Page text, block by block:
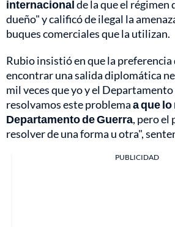
internacionalde la que el régimen
dueño" y calificó de ilegal la
buques comerciales que la utilizan.
Rubio insistió en que la preferencia
encontrar una salida diplomática
mil veces que yo y el
resolvamos este problemaa que
Departamento de Guerra, pero el
resolver de una forma u otra",
PUBLICIDAD